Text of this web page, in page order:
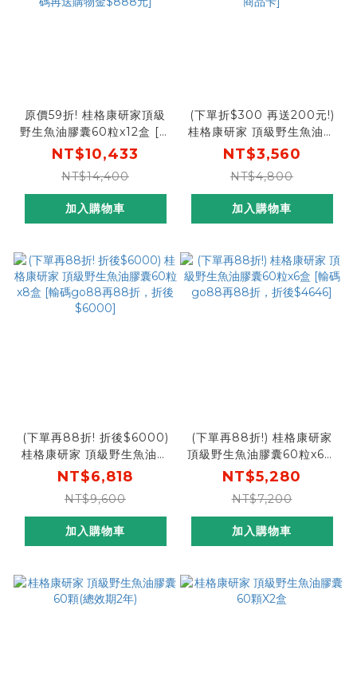
原價59折! 桂格康研家頂級
野生魚油膠囊60粒x12盒 [結
帳輸入khd18 現折
$1800，折後價$8633，再
送600元超商卡，加碼再送
購物金$888元]
NT$10,433
NT$14,400
加入購物車
(下單折$300 再送200元!)
桂格康研家 頂級野生魚油膠
囊60粒x4盒 [輸碼go300
折300，折後$3,260，再加
送7-11超商200元商品卡]
NT$3,560
NT$4,800
加入購物車
(下單再88折! 折後$6000)
桂格康研家 頂級野生魚油膠
囊60粒x8盒 [輸碼go88再
88折，折後$6000]
NT$6,818
NT$9,600
加入購物車
(下單再88折!) 桂格康研家
頂級野生魚油膠囊60粒x6盒
[輸碼go88再88折，折後
$4646]
NT$5,280
NT$7,200
加入購物車